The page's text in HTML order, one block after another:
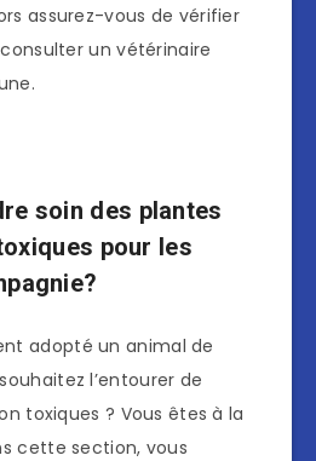
assurez-vous de vérifier
un vétérinaire
soin des plantes
pour les
adopté un animal de
l’entourer de
toxiques ? Vous êtes à la
cette section, vous